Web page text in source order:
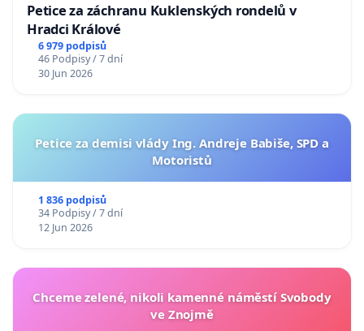
Petice za záchranu Kuklenských rondelů v
Hradci Králové
6 979 podpisů
46 Podpisy / 7 dní
30 Jun 2026
Petice za demisi vlády Ing. Andreje Babiše, SPD a
Motoristů
1 836 podpisů
34 Podpisy / 7 dní
12 Jun 2026
Chceme zelené, nikoli kamenné náměstí Svobody
ve Znojmě